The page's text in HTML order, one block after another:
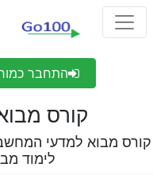
התחבר
קורס
קורס מבוא למדעי
לימוד